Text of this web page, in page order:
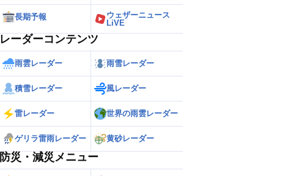
長期予報
ウェザーニュース
LiVE
レーダーコンテンツ
雨雲レーダー 雨雪レーダー
積雪レーダー 風レーダー
雷レーダー 世界の雨雲レーダー
ゲリラ雷雨レーダー 黄砂レーダー
防災・減災メニュー